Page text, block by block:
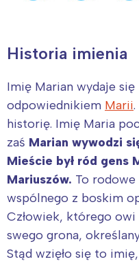
Historia imienia
Imię Marian wydaje
odpowiednikiem Marii
historię. Imię Maria
zaś Marian wywodzi
Mieście był ród gens
Mariuszów. To rodowe
wspólnego z boskim
Człowiek, którego
swego grona,
Stąd wzięło się to